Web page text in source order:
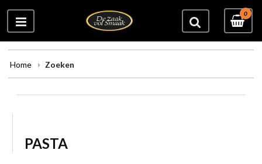
0
Home Zoeken
PASTA